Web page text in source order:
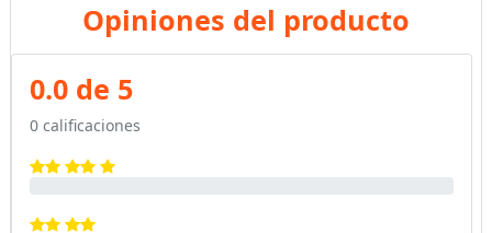
Opiniones del producto
0.0 de 5
0 calificaciones